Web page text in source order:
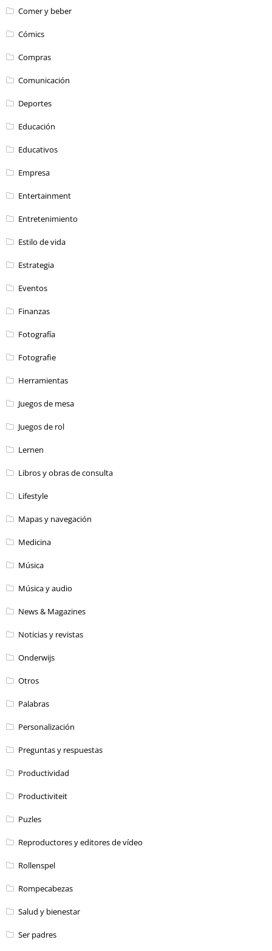
Comer y beber
Cómics
Compras
Comunicación
Deportes
Educación
Educativos
Empresa
Entertainment
Entretenimiento
Estilo de vida
Estrategia
Eventos
Finanzas
Fotografía
Fotografie
Herramientas
Juegos de mesa
Juegos de rol
Lernen
Libros y obras de consulta
Lifestyle
Mapas y navegación
Medicina
Música
Música y audio
News & Magazines
Noticias y revistas
Onderwijs
Otros
Palabras
Personalización
Preguntas y respuestas
Productividad
Productiviteit
Puzles
Reproductores y editores de vídeo
Rollenspel
Rompecabezas
Salud y bienestar
Ser padres